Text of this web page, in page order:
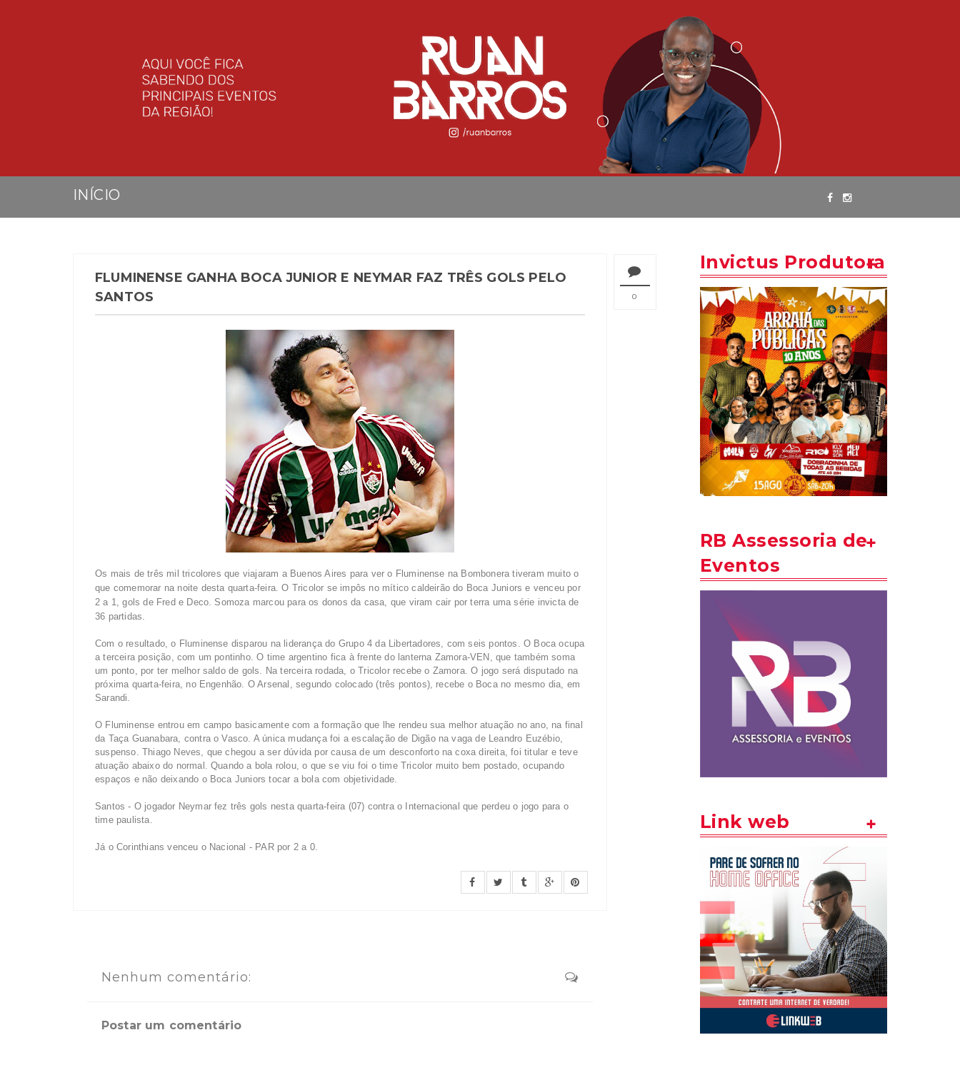
INÍCIO
0
FLUMINENSE GANHA BOCA JUNIOR E NEYMAR FAZ TRÊS GOLS PELO
SANTOS
Os mais de três mil tricolores que viajaram a Buenos Aires para ver o Fluminense na Bombonera tiveram muito o
que comemorar na noite desta quarta-feira. O Tricolor se impôs no mítico caldeirão do Boca Juniors e venceu por
2 a 1, gols de Fred e Deco. Somoza marcou para os donos da casa, que viram cair por terra uma série invicta de
36 partidas.
Com o resultado, o Fluminense disparou na liderança do Grupo 4 da Libertadores, com seis pontos. O Boca ocupa
a terceira posição, com um pontinho. O time argentino fica à frente do lanterna Zamora-VEN, que também soma
um ponto, por ter melhor saldo de gols. Na terceira rodada, o Tricolor recebe o Zamora. O jogo será disputado na
próxima quarta-feira, no Engenhão. O Arsenal, segundo colocado (três pontos), recebe o Boca no mesmo dia, em
Sarandi.
O Fluminense entrou em campo basicamente com a formação que lhe rendeu sua melhor atuação no ano, na final
da Taça Guanabara, contra o Vasco. A única mudança foi a escalação de Digão na vaga de Leandro Euzébio,
suspenso. Thiago Neves, que chegou a ser dúvida por causa de um desconforto na coxa direita, foi titular e teve
atuação abaixo do normal. Quando a bola rolou, o que se viu foi o time Tricolor muito bem postado, ocupando
espaços e não deixando o Boca Juniors tocar a bola com objetividade.
Santos - O jogador Neymar fez três gols nesta quarta-feira (07) contra o Internacional que perdeu o jogo para o
time paulista.
Já o Corinthians venceu o Nacional - PAR por 2 a 0.
Nenhum comentário:
Postar um comentário
Invictus Produtora
RB Assessoria de
Eventos
Link web